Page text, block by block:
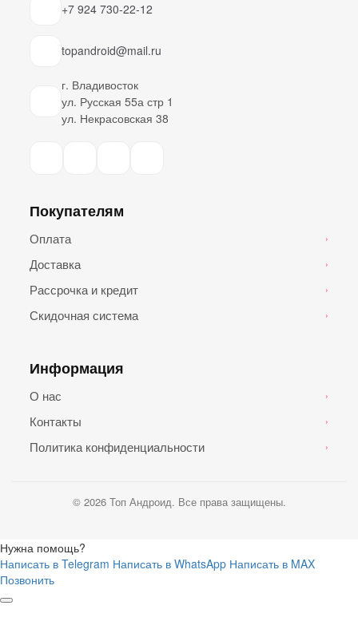
+7 924 730-22-12
topandroid@mail.ru
г. Владивосток
ул. Русская 55а стр 1
ул. Некрасовская 38
Покупателям
Оплата ›
Доставка ›
Рассрочка и кредит ›
Скидочная система ›
Информация
О нас ›
Контакты ›
Политика конфиденциальности ›
© 2026 Топ Андроид. Все права защищены.
Нужна помощь?
Написать в Telegram Написать в WhatsApp Написать в MAX
Позвонить